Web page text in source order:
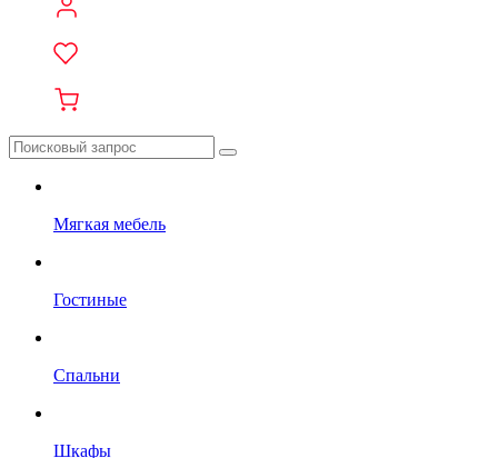
Мягкая мебель
Гостиные
Спальни
Шкафы